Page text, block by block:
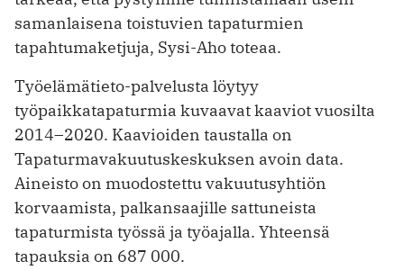
samanlaisena toistuvien tapaturmien
tapahtumaketjuja, Sysi-Aho toteaa.
Työelämätieto-palvelusta löytyy
työpaikkatapaturmia kuvaavat kaaviot vuosilta
2014–2020. Kaavioiden taustalla on
Tapaturmavakuutuskeskuksen avoin data.
Aineisto on muodostettu vakuutusyhtiön
korvaamista, palkansaajille sattuneista
tapaturmista työssä ja työajalla. Yhteensä
tapauksia on 687 000.